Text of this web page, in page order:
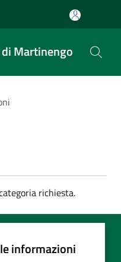
Martinengo
richiesta.
informazioni